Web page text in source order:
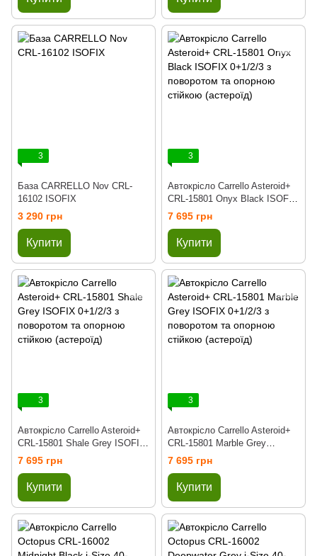
3
База CARRELLO Nov CRL-
16102 ISOFIX
3 290 грн
Купити
3
Автокрісло Carrello Asteroid+
CRL-15801 Onyx Black ISOFIX
0+1/2/3 з поворотом та
опорною стійкою (астероїд)
7 695 грн
Купити
3
Автокрісло Carrello Asteroid+
CRL-15801 Shale Grey ISOFIX
0+1/2/3 з поворотом та
опорною стійкою (астероїд)
7 695 грн
Купити
3
Автокрісло Carrello Asteroid+
CRL-15801 Marble Grey
ISOFIX 0+1/2/3 з поворотом
та опорною стійкою (астероїд)
7 695 грн
Купити